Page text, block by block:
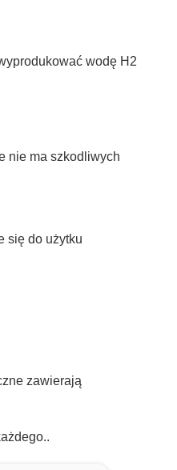
wodę H2
nie ma szkodliwych
się do użytku
zawierają